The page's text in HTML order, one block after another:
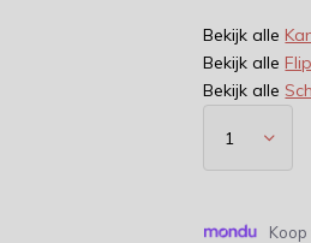
Bekijk alle
Bekijk alle
Bekijk alle